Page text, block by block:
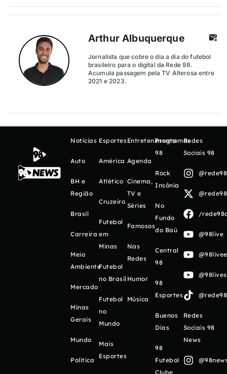
Arthur Albuquerque
Jornalista que cobre o dia a dia do futebol
brasileiro para o digital da Rede 98.
Acumula passagem pela TV Alterosa entre
2021 e 2023.
Notícias
Auto
BH e
Região
Brasil
Carreira
Meio
Ambiente
Mercado
Minas
Gerais
Mundo
Política
Esportes
América
Atlético
Cruzeiro
Futebol
em
Minas
Futebol
no Brasil
Futebol
no
Mundo
Mais
Esportes
Entretenimento
Agenda
Cinema,
TV e
Séries
Famosos
Nas
Redes
Humor
Música
Programas
98
Rock
Insônia
No
Fundo
do Baú
Central
98
98
Esportes
Buenos
Días
98
Futebol
Clube
Redes
Sociais 98
/
@98live
Redes
Sociais 98
News